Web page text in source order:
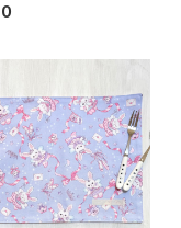
ン無地】給食袋25×20c